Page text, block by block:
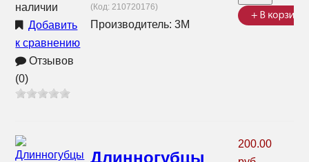
наличии
Добавить
к сравнению
Отзывов
(0)
(Код: 210720176)
Производитель:3М
Длинногубцы
200.00